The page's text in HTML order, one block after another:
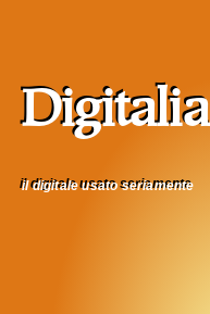
Digitalia
il digitale usato seriamente